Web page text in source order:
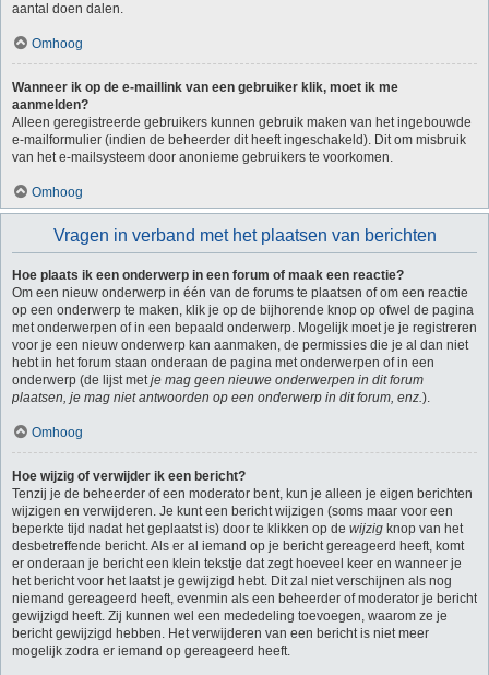
aantal doen dalen.
Omhoog
Wanneer ik op de e-maillink van een gebruiker klik, moet ik me
aanmelden?
Alleen geregistreerde gebruikers kunnen gebruik maken van het ingebouwde
e-mailformulier (indien de beheerder dit heeft ingeschakeld). Dit om misbruik
van het e-mailsysteem door anonieme gebruikers te voorkomen.
Omhoog
Vragen in verband met het plaatsen van berichten
Hoe plaats ik een onderwerp in een forum of maak een reactie?
Om een nieuw onderwerp in één van de forums te plaatsen of om een reactie
op een onderwerp te maken, klik je op de bijhorende knop op ofwel de pagina
met onderwerpen of in een bepaald onderwerp. Mogelijk moet je je registreren
voor je een nieuw onderwerp kan aanmaken, de permissies die je al dan niet
hebt in het forum staan onderaan de pagina met onderwerpen of in een
onderwerp (de lijst metje mag geen nieuwe onderwerpen in dit forum
plaatsen, je mag niet antwoorden op een onderwerp in dit forum, enz.).
Omhoog
Hoe wijzig of verwijder ik een bericht?
Tenzij je de beheerder of een moderator bent, kun je alleen je eigen berichten
wijzigen en verwijderen. Je kunt een bericht wijzigen (soms maar voor een
beperkte tijd nadat het geplaatst is) door te klikken op de wijzig knop van het
desbetreffende bericht. Als er al iemand op je bericht gereageerd heeft, komt
er onderaan je bericht een klein tekstje dat zegt hoeveel keer en wanneer je
het bericht voor het laatst je gewijzigd hebt. Dit zal niet verschijnen als nog
niemand gereageerd heeft, evenmin als een beheerder of moderator je bericht
gewijzigd heeft. Zij kunnen wel een mededeling toevoegen, waarom ze je
bericht gewijzigd hebben. Het verwijderen van een bericht is niet meer
mogelijk zodra er iemand op gereageerd heeft.